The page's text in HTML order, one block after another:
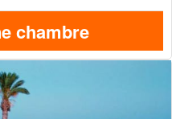
chambre